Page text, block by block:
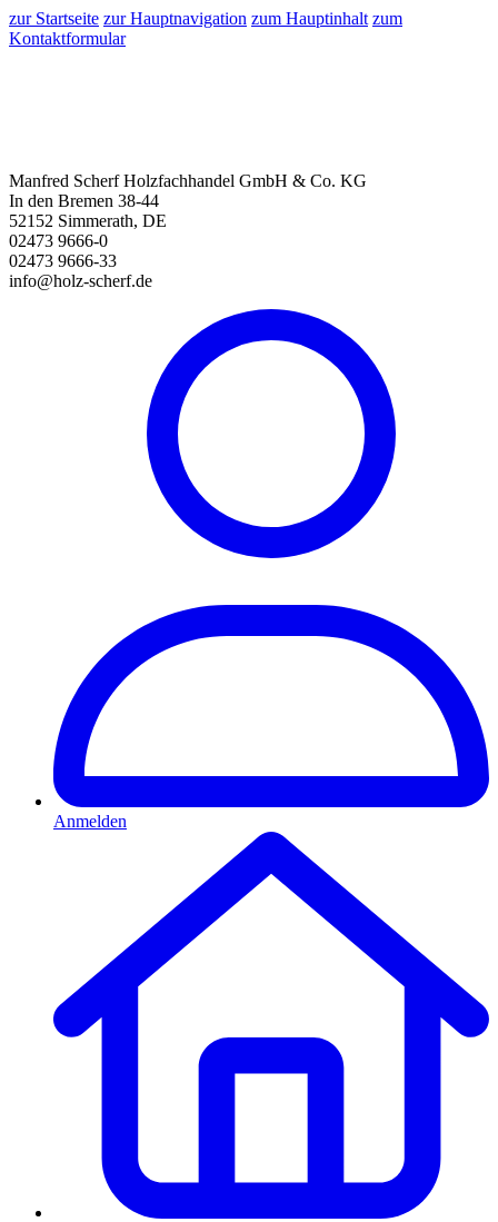
zur Startseite zur Hauptnavigation zum Hauptinhalt zum
Kontaktformular
Manfred Scherf Holzfachhandel GmbH & Co. KG
In den Bremen 38-44
52152 Simmerath, DE
02473 9666-0
02473 9666-33
info@holz-scherf.de
Anmelden